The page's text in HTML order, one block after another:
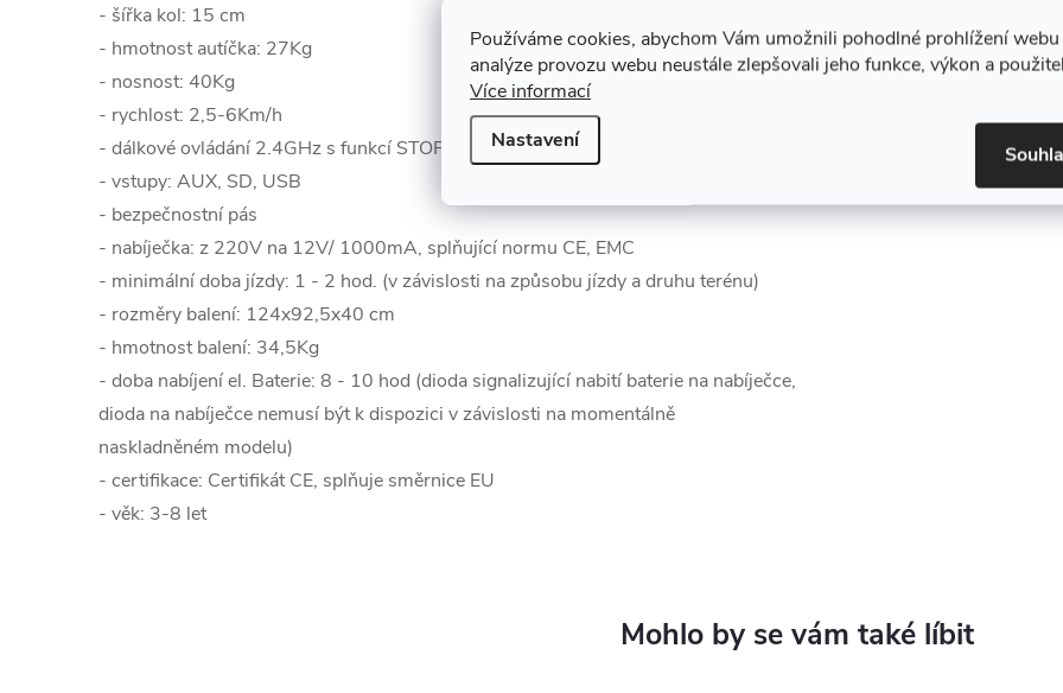
Používáme cookies, abychom Vám umožnili pohodlné prohlížení
analýze provozu webu neustále zlepšovali jeho funkce, výkon a
Více informací
Nastavení
- šířka kol: 15 cm
- hmotnost autíčka: 27Kg
- nosnost: 40Kg
- rychlost: 2,5-6Km/h
- dálkové ovládání 2.4GHz s funkcí STOP
- vstupy: AUX, SD, USB
- bezpečnostní pás
- nabíječka: z 220V na 12V/ 1000mA, splňující normu CE, EMC
- minimální doba jízdy: 1 - 2 hod. (v závislosti na způsobu jízdy a druhu terénu)
- rozměry balení: 124x92,5x40 cm
- hmotnost balení: 34,5Kg
- doba nabíjení el. Baterie: 8 - 10 hod (dioda signalizující nabití baterie na nabíječce,
dioda na nabíječce nemusí být k dispozici v závislosti na momentálně
naskladněném modelu)
- certifikace: Certifikát CE, splňuje směrnice EU
- věk: 3-8 let